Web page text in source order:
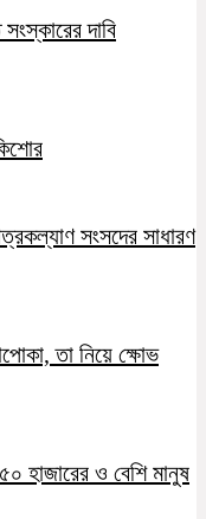
দাবি
সংসদের সাধারণ
তা নিয়ে ক্ষোভ
হাজারের ও বেশি মানুষ